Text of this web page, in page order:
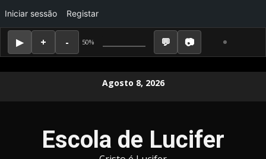
50%
Iniciar sessão Registar
Agosto 8, 2026
Escola de Lucifer